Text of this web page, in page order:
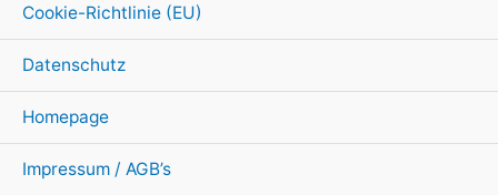
Cookie-Richtlinie (EU)
Datenschutz
Homepage
Impressum / AGB’s